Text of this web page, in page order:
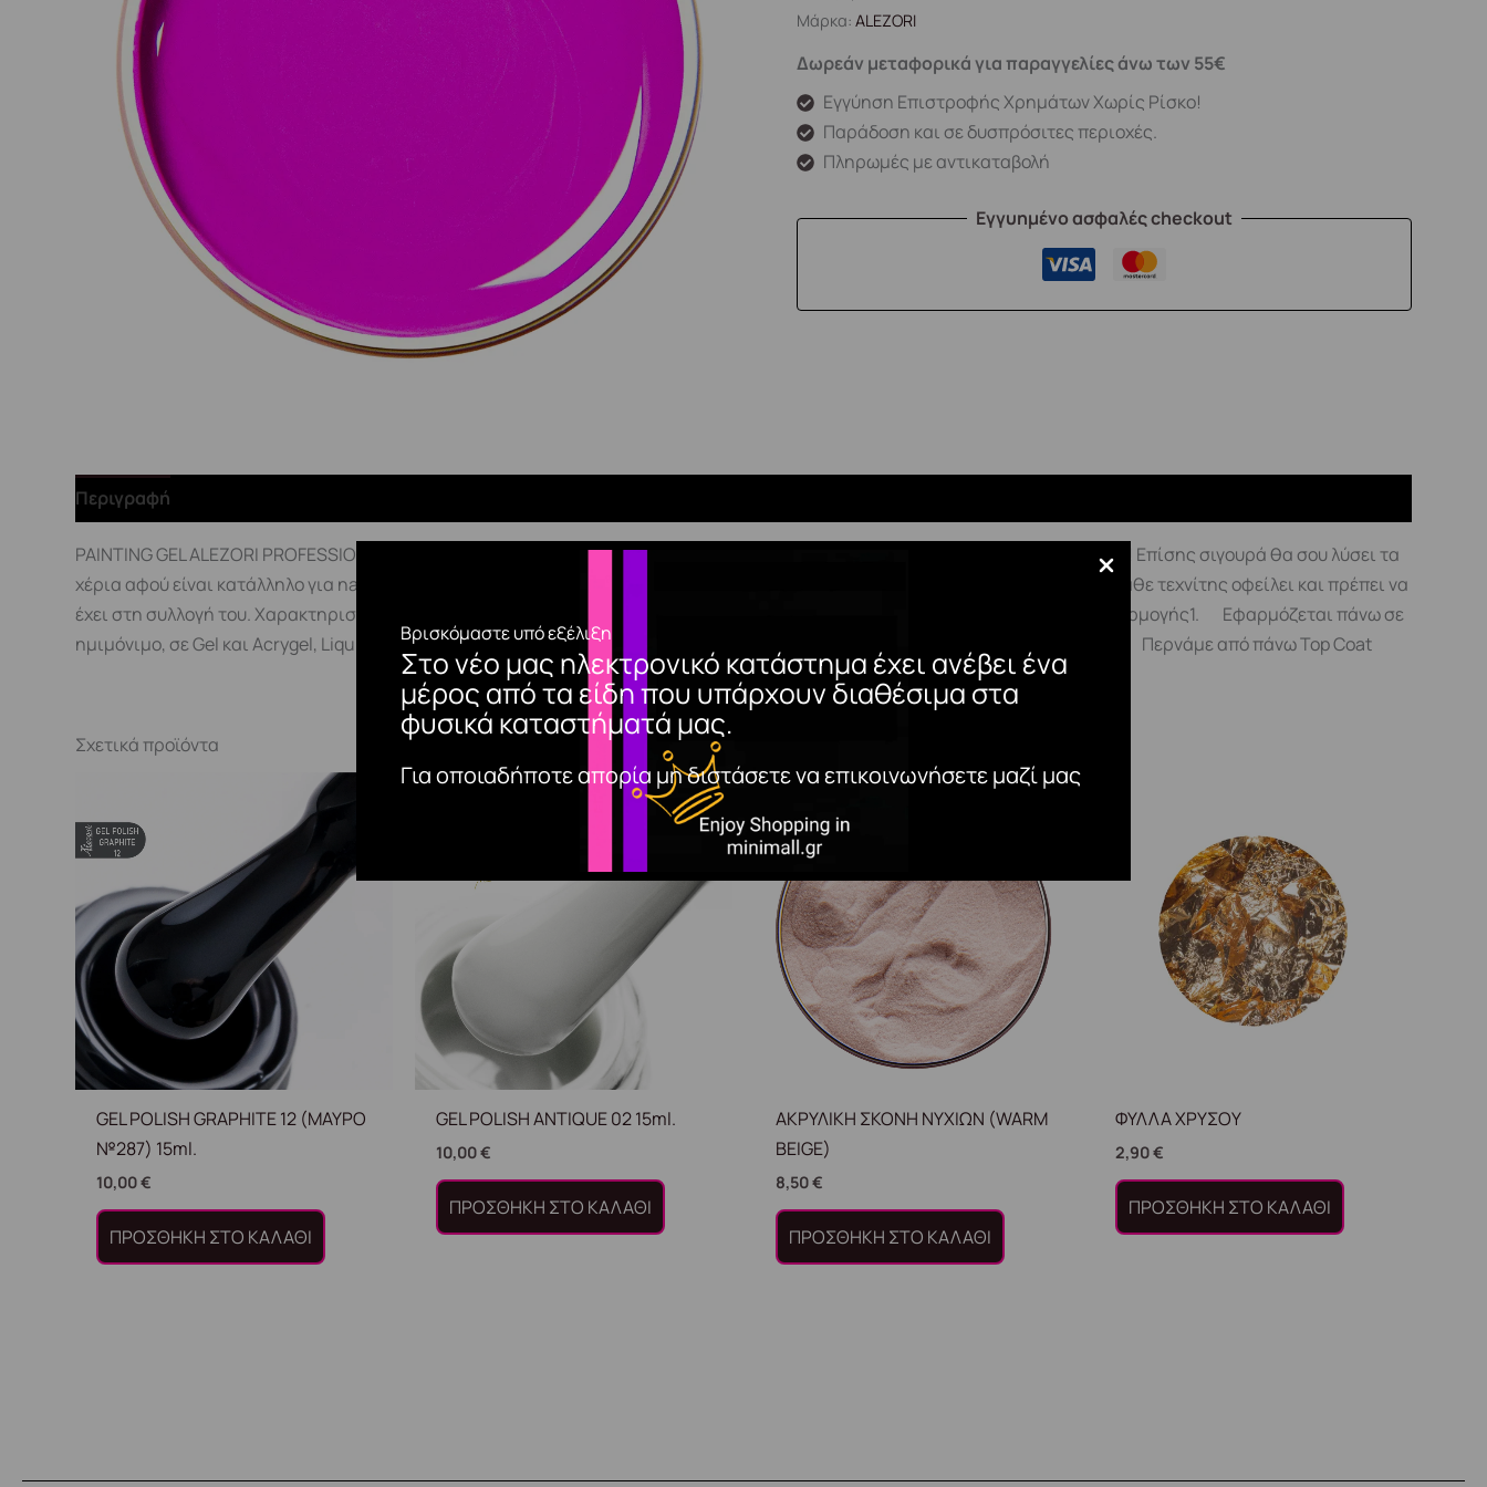
Βρισκόμαστε υπό εξέλιξη
Στο νέο μας ηλεκτρονικό κατάστημα έχει ανέβει ένα
μέρος από τα είδη που υπάρχουν διαθέσιμα στα
φυσικά καταστήματά μας.
Για οποιαδήποτε απορία μη διστάσετε να επικοινωνήσετε μαζί μας
Μάρκα:ALEZORI
Δωρεάν μεταφορικά για παραγγελίες άνω των 55€
Εγγύηση Επιστροφής Χρημάτων Χωρίς Ρίσκο!
Παράδοση και σε δυσπρόσιτες περιοχές.
Πληρωμές με αντικαταβολή
Εγγυημένο ασφαλές checkout
Περιγραφή
PAINTING GEL ALEZORI PROFESSIONAL PRODUCTSTo Painting Gel είναι βέβαιο πως θα σε καταπλήξει με την έντονη χρωστική του! Επίσης σιγουρά θα σου λύσει τα
χέρια αφού είναι κατάλληλο για nail art , για λεπτές γραμμές, ombre αλλά και για γαλλικό!! Πρόκειται για ένα βασικό προϊόν που κάθε τεχνίτης οφείλει και πρέπει να
έχει στη συλλογή του. Χαρακτηριστικά· Έντονη χρωστική ουσία· 12 αποχρώσεις· Ελάχιστη κολλώδη ουσία Μέθοδος εφαρμογής1. Εφαρμόζεται πάνω σε
ημιμόνιμο, σε Gel και Acrygel, Liquid Polygel2. Εφαρμόζεται με ένα καθαρό πινέλο γραμμικού του Gel3. Πολυμερίζεται 60’’4. Περνάμε από πάνω Top Coat
Σχετικά προϊόντα
GEL POLISH GRAPHITE 12 (ΜΑΥΡΟ
№287) 15ml.
10,00€
ΠΡΟΣΘΉΚΗ ΣΤΟ ΚΑΛΆΘΙ
GEL POLISH ANTIQUE 02 15ml.
10,00€
ΠΡΟΣΘΉΚΗ ΣΤΟ ΚΑΛΆΘΙ
ΑΚΡΥΛΙΚΗ ΣΚΟΝΗ ΝΥΧΙΩΝ (WARM
BEIGE)
8,50€
ΠΡΟΣΘΉΚΗ ΣΤΟ ΚΑΛΆΘΙ
ΦΥΛΛΑ ΧΡΥΣΟΥ
2,90€
ΠΡΟΣΘΉΚΗ ΣΤΟ ΚΑΛΆΘΙ